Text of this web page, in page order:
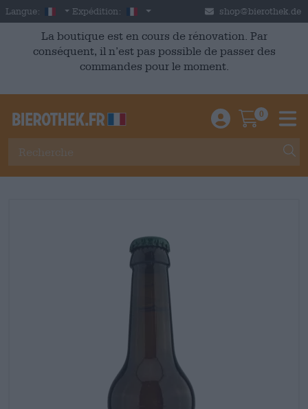
Skip to main content
Langue: French
Expédition: France shop@bierothek.de
La boutique est en cours de rénovation. Par
conséquent, il n’est pas possible de passer des
commandes pour le moment.
Einloggen /
0